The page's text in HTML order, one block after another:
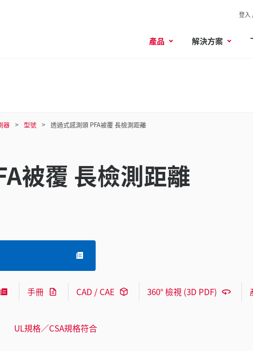
登入
產品 解決方案
器 型號 透過式感測頭 PFA被覆 長檢測距離
被覆 長檢測距離
手冊 CAD / CAE 360° 檢視 (3D PDF)
UL規格／CSA規格符合